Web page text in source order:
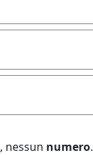
, nessun numero.